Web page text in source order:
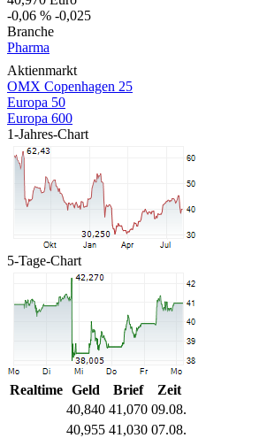
-0,06 % -0,025
Branche
Pharma
Aktienmarkt
OMX Copenhagen 25
Europa 50
Europa 600
1-Jahres-Chart
5-Tage-Chart
Realtime Geld Brief
Zeit
40,840 41,070 09.08.
40,955 41,030 07.08.